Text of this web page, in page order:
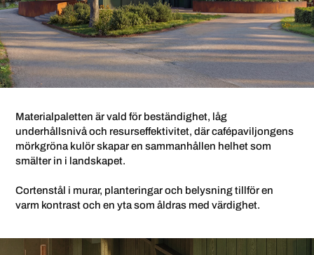
Materialpaletten är vald för beständighet, låg
underhållsnivå och resurseffektivitet, där cafépaviljongens
mörkgröna kulör skapar en sammanhållen helhet som
smälter in i landskapet.
Cortenstål i murar, planteringar och belysning tillför en
varm kontrast och en yta som åldras med värdighet.